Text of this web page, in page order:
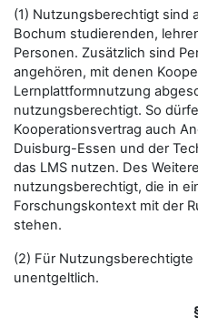
(1) Nutzungsberechtigt sind
Bochum studierenden,
Personen. Zusätzlich sind
angehören, mit denen
Lernplattformnutzung
nutzungsberechtigt. So
Kooperationsvertrag auch
Duisburg-Essen und der
das LMS nutzen. Des
nutzungsberechtigt, die in
Forschungskontext mit der
stehen.
(2) Für
unentgeltlich.